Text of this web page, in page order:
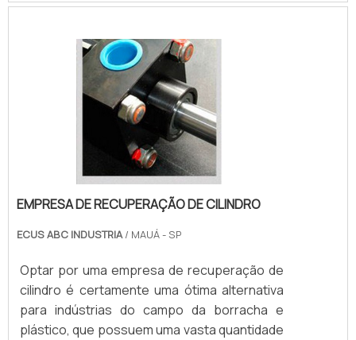
os parâmetros de geometria para que os
para o maquinári.
EMPRESA DE RECUPERAÇÃO DE CILINDRO
ECUS ABC INDUSTRIA/ MAUÁ - SP
Optar por uma empresa de recuperação de
cilindro é certamente uma ótima alternativa
para indústrias do campo da borracha e
plástico, que possuem uma vasta quantidade